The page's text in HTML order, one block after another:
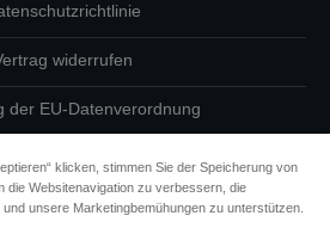
widerrufen
der EU-Datenverordnung
zu Cookies
klicken, stimmen Sie der Speicherung von
die Websitenavigation zu verbessern, die
unsere Marketingbemühungen zu unterstützen.